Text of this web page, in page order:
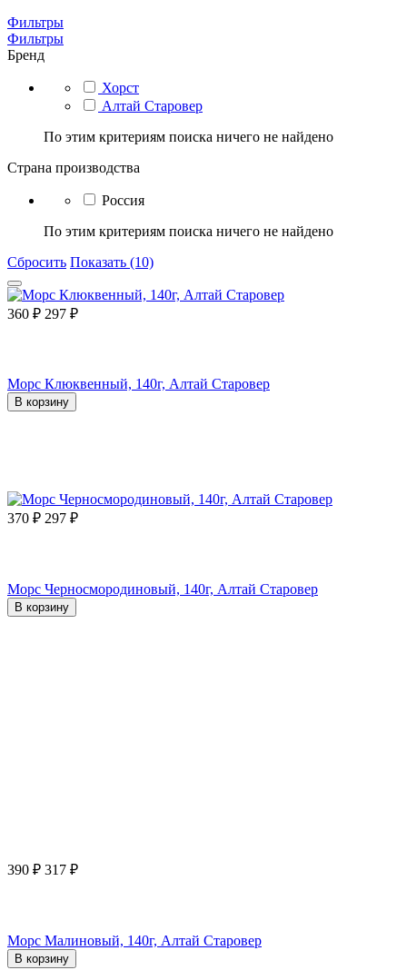
Фильтры
Фильтры
Бренд
Хорст
Алтай Старовер
По этим критериям поиска ничего не найдено
Страна производства
Россия
По этим критериям поиска ничего не найдено
Сбросить Показать (10)
360 ₽ 297 ₽
Морс Клюквенный, 140г, Алтай Старовер
В корзину
370 ₽ 297 ₽
Морс Черносмородиновый, 140г, Алтай Старовер
В корзину
390 ₽ 317 ₽
Морс Малиновый, 140г, Алтай Старовер
В корзину